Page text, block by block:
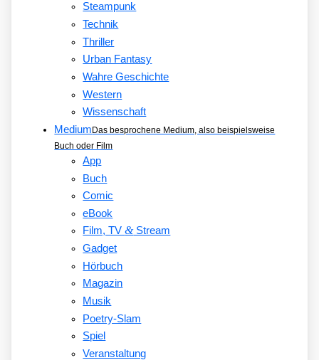
Steampunk
Technik
Thriller
Urban Fantasy
Wahre Geschichte
Western
Wissenschaft
Medium Das besprochene Medium, also beispielsweise
Buch oder Film
App
Buch
Comic
eBook
Film, TV&Stream
Gadget
Hörbuch
Magazin
Musik
Poetry-Slam
Spiel
Veranstaltung